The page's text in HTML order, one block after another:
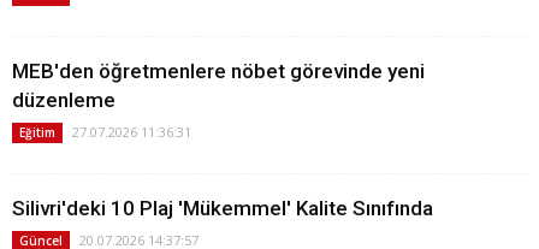
MEB'den öğretmenlere nöbet görevinde yeni
düzenleme
Eğitim 27.07.2026 11:36:31
Silivri'deki 10 Plaj 'Mükemmel' Kalite Sınıfında
Güncel 20.07.2026 14:37:57